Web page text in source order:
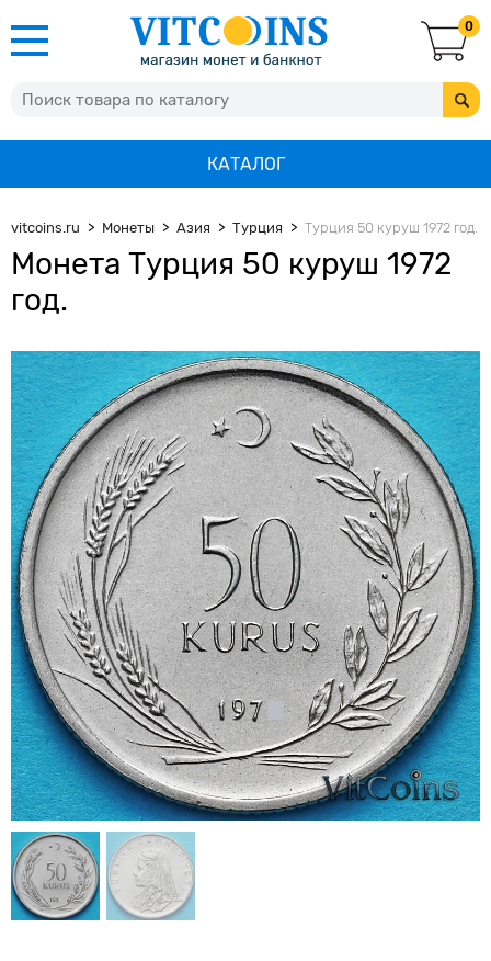
0
КАТАЛОГ
vitcoins.ru Монеты Азия Турция Турция 50 куруш 1972 год.
Монета Турция 50 куруш 1972
год.